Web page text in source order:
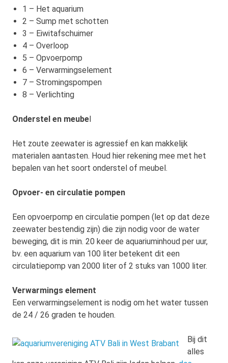
1 – Het aquarium
2 – Sump met schotten
3 – Eiwitafschuimer
4 – Overloop
5 – Opvoerpomp
6 – Verwarmingselement
7 – Stromingspompen
8 – Verlichting
Onderstel en meubel
Het zoute zeewater is agressief en kan makkelijk
materialen aantasten. Houd hier rekening mee met het
bepalen van het soort onderstel of meubel.
Opvoer- en circulatie pompen
Een opvoerpomp en circulatie pompen (let op dat deze
zeewater bestendig zijn) die zijn nodig voor de water
beweging, dit is min. 20 keer de aquariuminhoud per uur,
bv. een aquarium van 100 liter betekent dit een
circulatiepomp van 2000 liter of 2 stuks van 1000 liter.
Verwarmings element
Een verwarmingselement is nodig om het water tussen
de 24 / 26 graden te houden.
Bij dit
alles